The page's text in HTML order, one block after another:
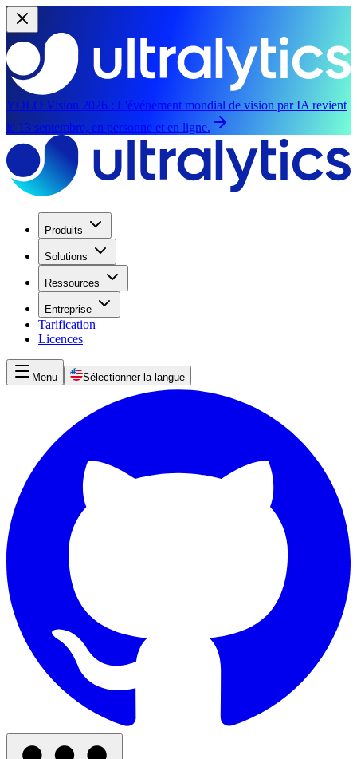
YOLO Vision 2026 : L'événement mondial de vision par IA revient
le 13 septembre, en personne et en ligne.
Produits
Solutions
Ressources
Entreprise
Tarification
Licences
Menu Sélectionner la langue